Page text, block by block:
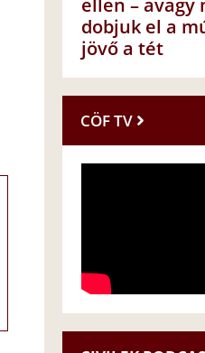
ellen – avagy
dobjuk el a
jövő a tét
CÖF TV